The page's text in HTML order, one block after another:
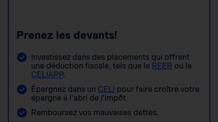
Prenez les devants!
Investissez dans des placements qui offrent
une déduction fiscale, tels que le REER ou le
CELIAPP.
Épargnez dans un CELI pour faire croître votre
épargne à l’abri de l’impôt.
Remboursez vos mauvaises dettes.